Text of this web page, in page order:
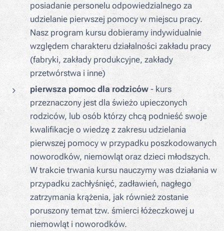
posiadanie personelu odpowiedzialnego za
udzielanie pierwszej pomocy w miejscu pracy.
Nasz program kursu dobieramy indywidualnie
względem charakteru działalności zakładu pracy
(fabryki, zakłady produkcyjne, zakłady
przetwórstwa i inne)
pierwsza pomoc dla rodziców - kurs
przeznaczony jest dla świeżo upieczonych
rodziców, lub osób którzy chcą podnieść swoje
kwalifikacje o wiedzę z zakresu udzielania
pierwszej pomocy w przypadku poszkodowanych
noworodków, niemowląt oraz dzieci młodszych.
W trakcie trwania kursu nauczymy was działania w
przypadku zachłyśnięć, zadławień, nagłego
zatrzymania krążenia, jak również zostanie
poruszony temat tzw. śmierci łóżeczkowej u
niemowląt i noworodków.